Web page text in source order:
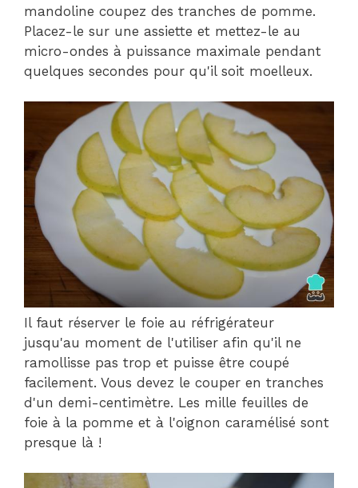
mandoline coupez des tranches de pomme.
Placez-le sur une assiette et mettez-le au
micro-ondes à puissance maximale pendant
quelques secondes pour qu'il soit moelleux.
Il faut réserver le foie au réfrigérateur
jusqu'au moment de l'utiliser afin qu'il ne
ramollisse pas trop et puisse être coupé
facilement. Vous devez le couper en tranches
d'un demi-centimètre. Les mille feuilles de
foie à la pomme et à l'oignon caramélisé sont
presque là !